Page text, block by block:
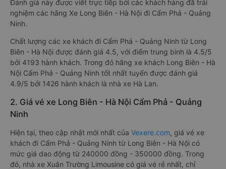
Đánh giá này được viết trực tiếp bởi các khách hàng đã trải
nghiệm các hãng Xe Long Biên - Hà Nội đi Cẩm Phả - Quảng
Ninh.
Chất lượng các xe khách đi Cẩm Phả - Quảng Ninh từ Long
Biên - Hà Nội được đánh giá 4.5, với điểm trung bình là 4.5/5
bởi 4193 hành khách. Trong đó hãng xe khách Long Biên - Hà
Nội Cẩm Phả - Quảng Ninh tốt nhất tuyến được đánh giá
4.9/5 bởi 1426 hành khách là nhà xe Hà Lan.
2. Giá vé xe Long Biên - Hà Nội Cẩm Phả - Quảng
Ninh
Hiện tại, theo cập nhật mới nhất của Vexere.com, giá vé xe
khách đi Cẩm Phả - Quảng Ninh từ Long Biên - Hà Nội có
mức giá dao động từ 240000 đồng - 350000 đồng. Trong
đó, nhà xe Xuân Trường Limousine có giá vé rẻ nhất, chỉ